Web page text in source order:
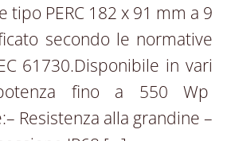
tipo PERC 182 x 91 mm a 9
secondo le normative
61730.Disponibile in vari
fino a 550 Wp
Resistenza alla grandine –